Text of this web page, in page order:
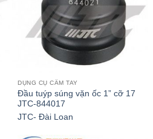
DỤNG CỤ CẦM TAY
Đầu tuýp súng vặn ốc 1” cỡ 17
JTC-844017
JTC- Đài Loan